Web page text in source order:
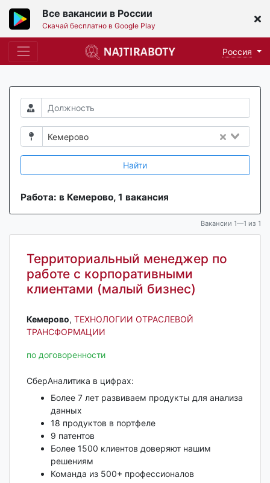
Все вакансии в России
Скачай бесплатно в Google Play
Россия
Кемерово
Найти
Работа: в Кемерово, 1 вакансия
Вакансии 1—1 из 1
Территориальный менеджер по
работе с корпоративными
клиентами (малый бизнес)
Кемерово‎, ТЕХНОЛОГИИ ОТРАСЛЕВОЙ
ТРАНСФОРМАЦИИ
по договоренности
СберАналитика в цифрах:
Более 7 лет развиваем продукты для анализа
данных
18 продуктов в портфеле
9 патентов
Более 1500 клиентов доверяют нашим
решениям
Команда из 500+ профессионалов